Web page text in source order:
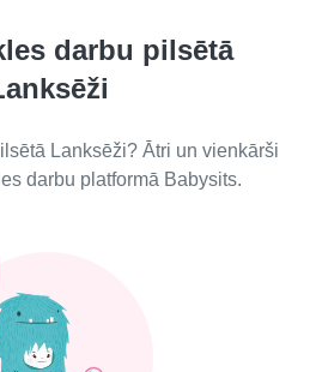
darbu pilsētā
Lanksēži? Ātri un vienkārši
darbu platformā Babysits.